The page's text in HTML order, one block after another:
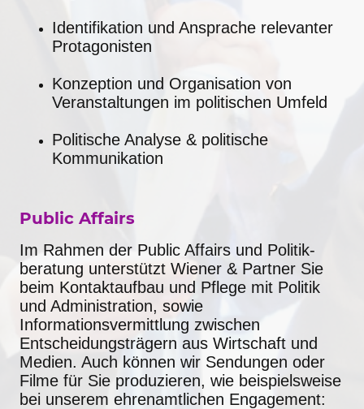
Identifikation und Ansprache relevanter
Protagonisten
Konzeption und Organisation von
Veranstaltungen im politischen Umfeld
Politische Analyse & politische
Kommunikation
Public Affairs
Im Rahmen der Public Affairs und Politik-
beratung unterstützt Wiener & Partner Sie
beim Kontaktaufbau und Pflege mit Politik
und Administration, sowie
Informationsvermittlung zwischen
Entscheidungsträgern aus Wirtschaft und
Medien. Auch können wir Sendungen oder
Filme für Sie produzieren, wie beispielsweise
bei unserem ehrenamtlichen Engagement: